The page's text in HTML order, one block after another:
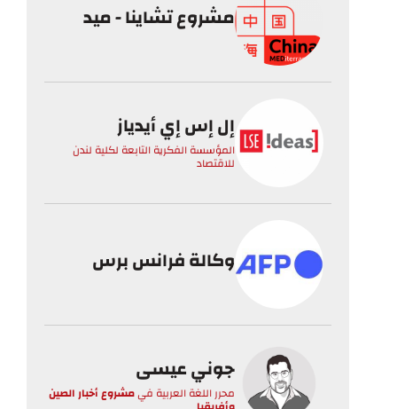
مشروع تشاينا - ميد
إل إس إي أيدياز
المؤسسة الفكرية التابعة لكلية لندن
للاقتصاد
وكالة فرانس برس
جوني عيسى
محرر اللغة العربية فيمشروع أخبار الصين